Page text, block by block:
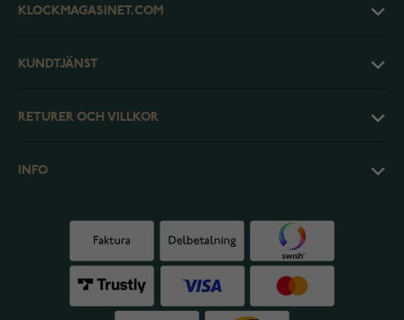
KLOCKMAGASINET.COM
KUNDTJÄNST
RETURER OCH VILLKOR
INFO